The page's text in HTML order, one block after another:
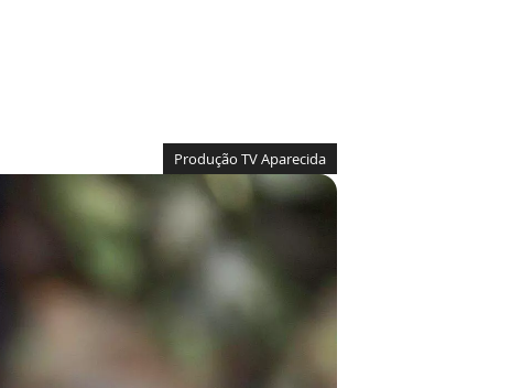
Produção TV Aparecida